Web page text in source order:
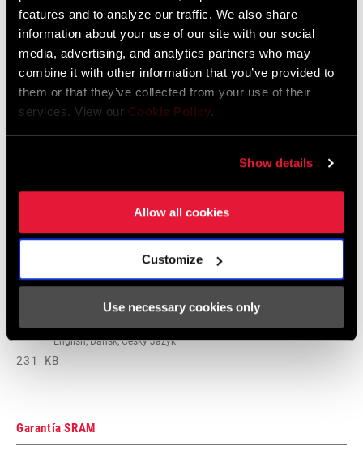
features and to analyze our traffic. We also share
information about your use of our site with our social
media, advertising, and analytics partners who may
combine it with other information that you’ve provided to
them or that they’ve collected from your use of their
services. View our Cookie Policy.
Show details
Allow all cookies
Customize
Use necessary cookies only
96 MB
Instrucciones De Seguridad
95-4018-009-100 Safety Instructions
Idioma:
English, Dansk, Český Jazyk
231 KB
Garantía SRAM